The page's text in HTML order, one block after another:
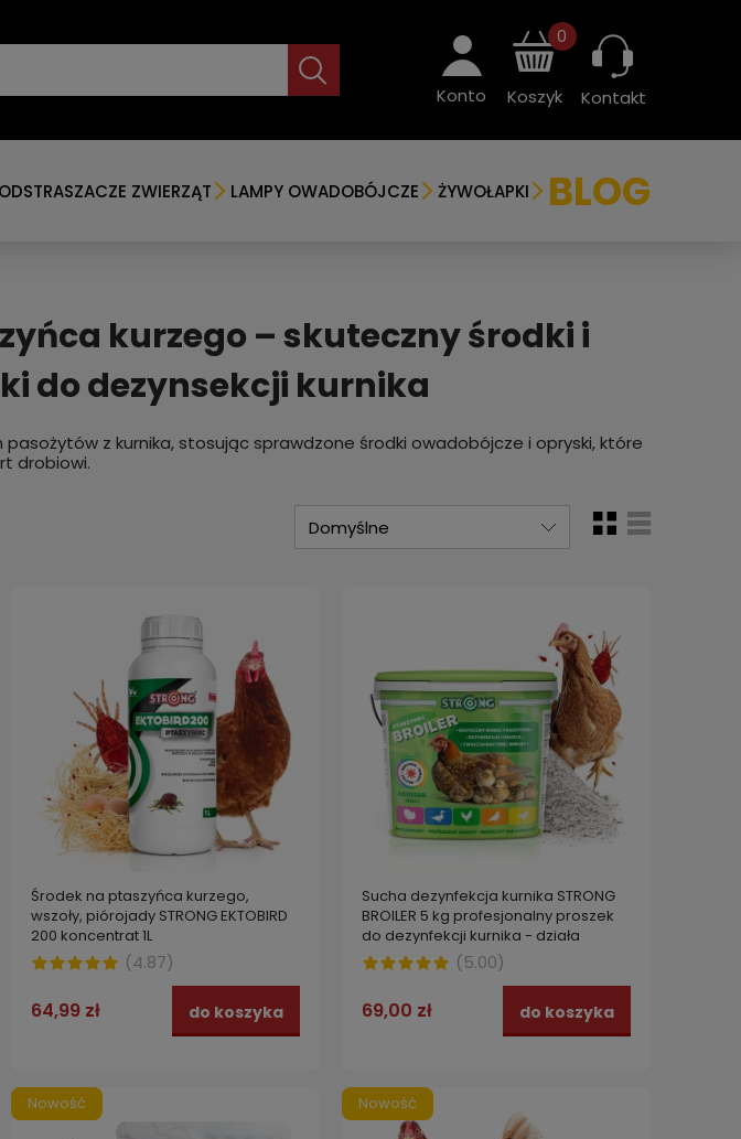
Konto Koszyk
0
Kontakt
ODSTRASZACZE ZWIERZĄT LAMPY OWADOBÓJCZE ŻYWOŁAPKI BLOG
kurzego – skuteczny środki i
do dezynsekcji kurnika
z kurnika, stosując sprawdzone środki owadobójcze i opryski, które
drobiowi.
Środek na ptaszyńca kurzego,
wszoły, piórojady STRONG EKTOBIRD
200 koncentrat 1L
(4.87)
64,99 zł do koszyka
Sucha dezynfekcja kurnika STRONG
BROILER 5 kg profesjonalny proszek
do dezynfekcji kurnika - działa
parazytobójczo na ptaszyńce
(5.00)
69,00 zł do koszyka
Nowość Nowość